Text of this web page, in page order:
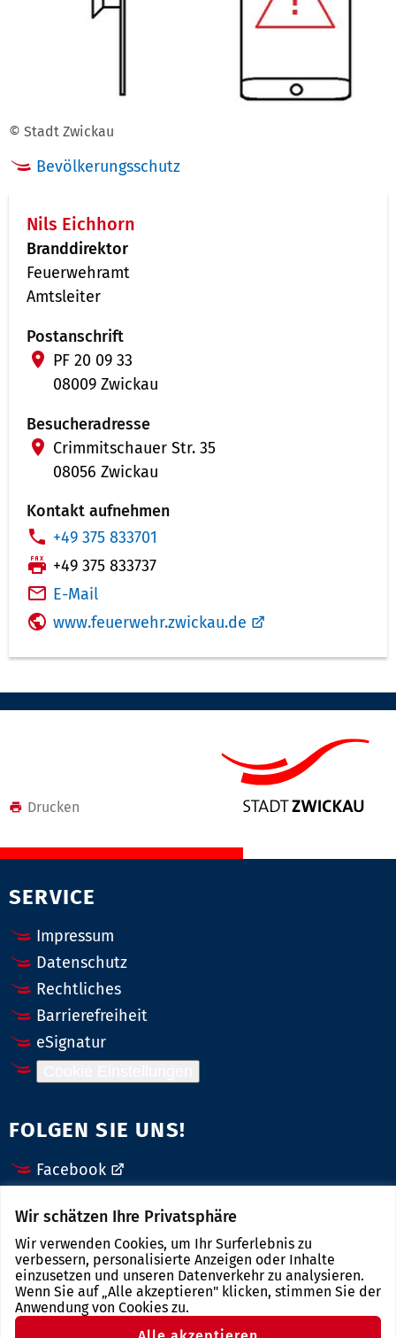
Wir schätzen Ihre Privatsphäre
Wir verwenden Cookies, um Ihr Surferlebnis zu
verbessern, personalisierte Anzeigen oder Inhalte
einzusetzen und unseren Datenverkehr zu analysieren.
Wenn Sie auf „Alle akzeptieren" klicken, stimmen Sie der
Anwendung von Cookies zu.
© Stadt Zwickau
Bevölkerungsschutz
Nils Eichhorn
Branddirektor
Feuerwehramt
Amtsleiter
Postanschrift
PF 20 09 33
08009 Zwickau
Besucheradresse
Crimmitschauer Str. 35
08056 Zwickau
Kontakt aufnehmen
T
e
l
f
o
e
+49 375 833701
F
a
+49 375 833737
E-Mail
www.feuerwehr.zwickau.de
Drucken
SERVICE
Impressum
Datenschutz
Rechtliches
Barrierefreiheit
eSignatur
FOLGEN SIE UNS!
Facebook
Instagram
YouTube
LINKS